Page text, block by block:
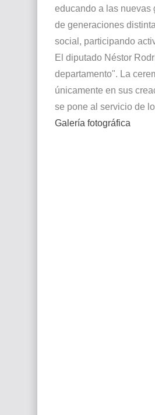
educando a las nuevas
de generaciones
social, participando
El diputado Néstor
departamento". La
únicamente en sus
se pone al servicio de
Galería fotográfica